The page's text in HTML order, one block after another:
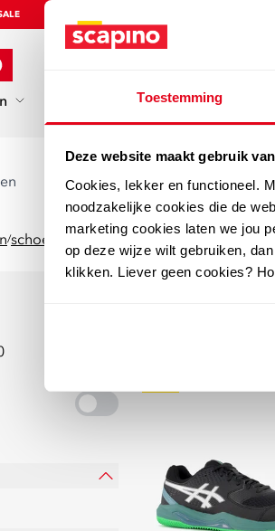
Toestemming
Deze website maakt gebruik
Cookies, lekker en functioneel.
noodzakelijke cookies die de
marketing cookies laten we jou
op deze wijze wilt gebruiken,
klikken. Liever geen cookies?
sport
/schoenen tennisschoenen